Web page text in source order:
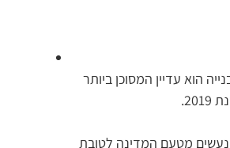
הוא עדיין המסוכן ביותר
שנעשים מטעם המדינה לטובת